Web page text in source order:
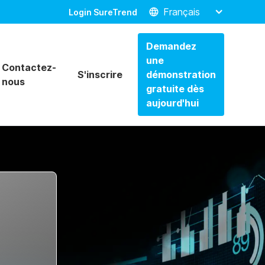
Login SureTrend Français
Contactez-
nous
S'inscrire
Demandez
une
démonstration
gratuite dès
aujourd'hui